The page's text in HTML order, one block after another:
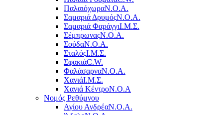
ΠαλαιόχωραΝ.Ο.Α.
Σαμαριά ΔρυμόςΝ.Ο.Α.
Σαμαριά ΦαράγγιΙ.Μ.Σ.
ΣέμπρωναςΝ.Ο.Α.
ΣούδαΝ.Ο.Α.
ΣταλόςΙ.Μ.Σ.
ΣφακιάC.W.
ΦαλάσαρναΝ.Ο.Α.
ΧανιάΙ.Μ.Σ.
Χανιά ΚέντροN.O.A
Νομός Ρεθύμνου
Αγίου ΑνδρέαΝ.Ο.Α.